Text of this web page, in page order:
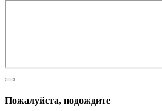
Пожалуйста, подождите